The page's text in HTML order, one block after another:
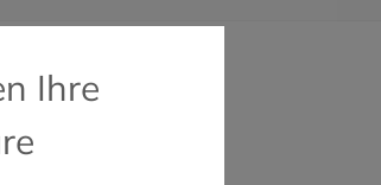
ACTIVE)
Ihre